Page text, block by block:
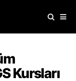
Kursları